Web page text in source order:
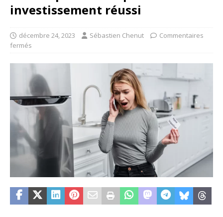
investissement réussi
décembre 24, 2023 Sébastien Chenut
Commentaires
fermés